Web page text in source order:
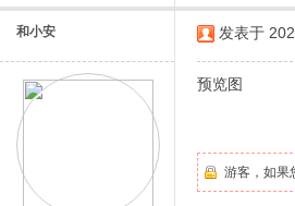
和小安 发表于
预览图
游客，如果